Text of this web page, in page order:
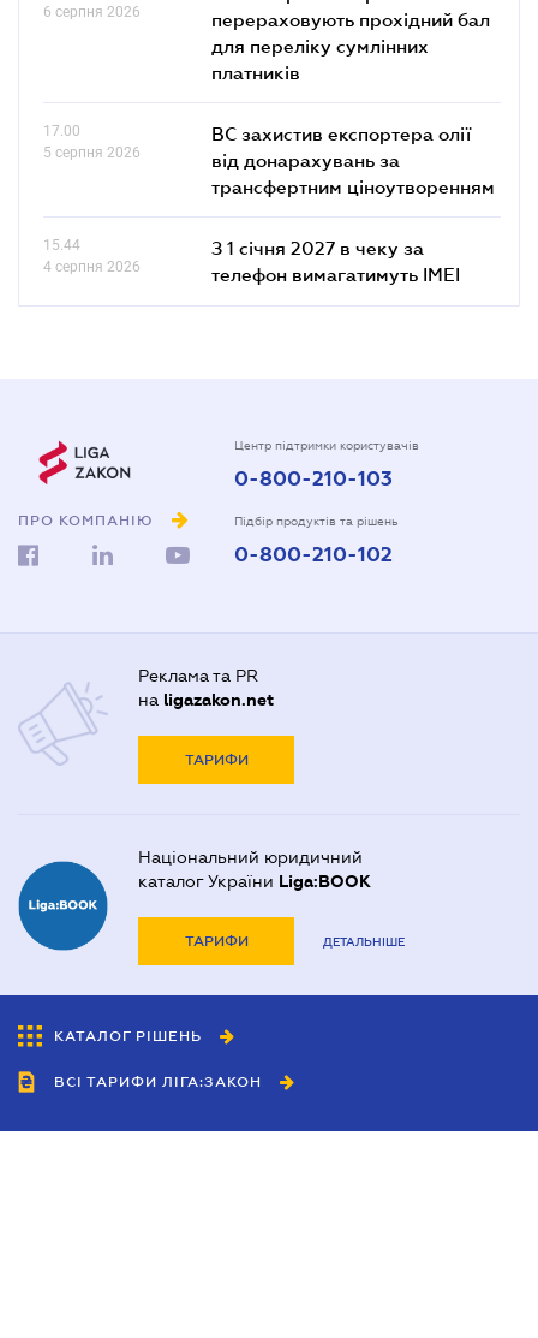
6 серпня 2026
перераховують прохідний бал
для переліку сумлінних
платників
17.00
5 серпня 2026
ВС захистив експортера олії
від донарахувань за
трансфертним ціноутворенням
15.44
4 серпня 2026
З 1 січня 2027 в чеку за
телефон вимагатимуть IMEI
ПРО КОМПАНІЮ
Центр підтримки користувачів
0-800-210-103
Підбір продуктів та рішень
0-800-210-102
Реклама та PR
на ligazakon.net
ТАРИФИ
Національний юридичний
каталог України Liga:BOOK
ТАРИФИ ДЕТАЛЬНІШЕ
КАТАЛОГ РІШЕНЬ
ВСІ ТАРИФИ ЛІГА:ЗАКОН